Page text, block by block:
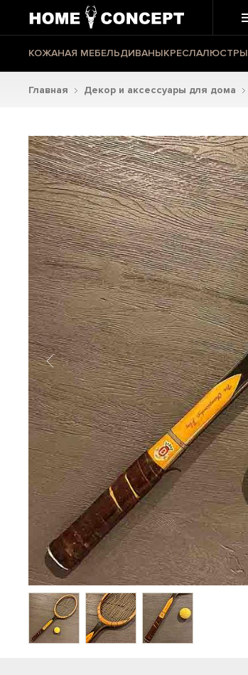
КОЖАНАЯ МЕБЕЛЬДИВАНЫКРЕСЛАЛЮСТРЫ
Главная Декор и аксессуары для дома